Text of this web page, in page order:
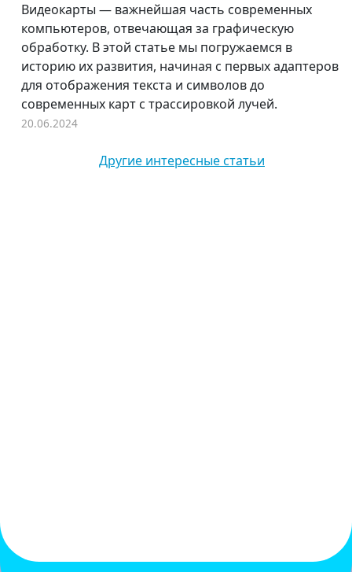
Видеокарты — важнейшая часть современных
компьютеров, отвечающая за графическую
обработку. В этой статье мы погружаемся в
историю их развития, начиная с первых адаптеров
для отображения текста и символов до
современных карт с трассировкой лучей.
20.06.2024
Другие интересные статьи